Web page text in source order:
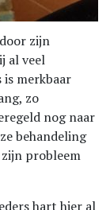
zijn
al veel
is merkbaar
zo
nog naar
behandeling
probleem
hart hier al